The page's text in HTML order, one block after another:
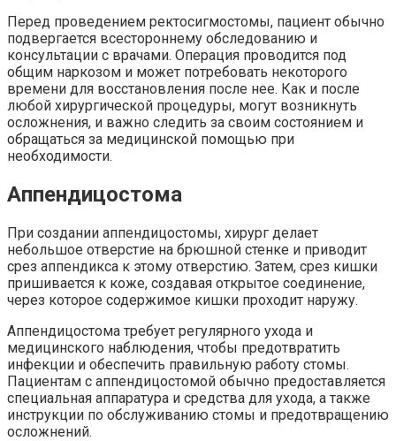
Перед проведением ректосигмостомы, пациент обычно
подвергается всестороннему обследованию и
консультации с врачами. Операция проводится под
общим наркозом и может потребовать некоторого
времени для восстановления после нее. Как и после
любой хирургической процедуры, могут возникнуть
осложнения, и важно следить за своим состоянием и
обращаться за медицинской помощью при
необходимости.
Аппендицостома
При создании аппендицостомы, хирург делает
небольшое отверстие на брюшной стенке и приводит
срез аппендикса к этому отверстию. Затем, срез кишки
пришивается к коже, создавая открытое соединение,
через которое содержимое кишки проходит наружу.
Аппендицостома требует регулярного ухода и
медицинского наблюдения, чтобы предотвратить
инфекции и обеспечить правильную работу стомы.
Пациентам с аппендицостомой обычно предоставляется
специальная аппаратура и средства для ухода, а также
инструкции по обслуживанию стомы и предотвращению
осложнений.